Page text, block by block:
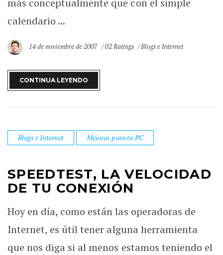
más conceptualmente que con el simple
calendario ...
14 de noviembre de 2007 02 Ratings Blogs e Internet
CONTINUA LEYENDO
Blogs e Internet Mejoras para tu PC
SPEEDTEST, LA VELOCIDAD
DE TU CONEXIÓN
Hoy en día, como están las operadoras de
Internet, es útil tener alguna herramienta
que nos diga si al menos estamos teniendo el